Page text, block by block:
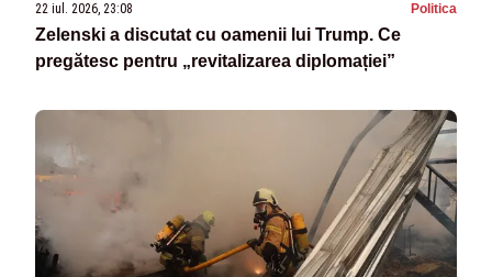
22 iul. 2026, 23:08 Politica
Zelenski a discutat cu oamenii lui Trump. Ce
pregătesc pentru „revitalizarea diplomației”